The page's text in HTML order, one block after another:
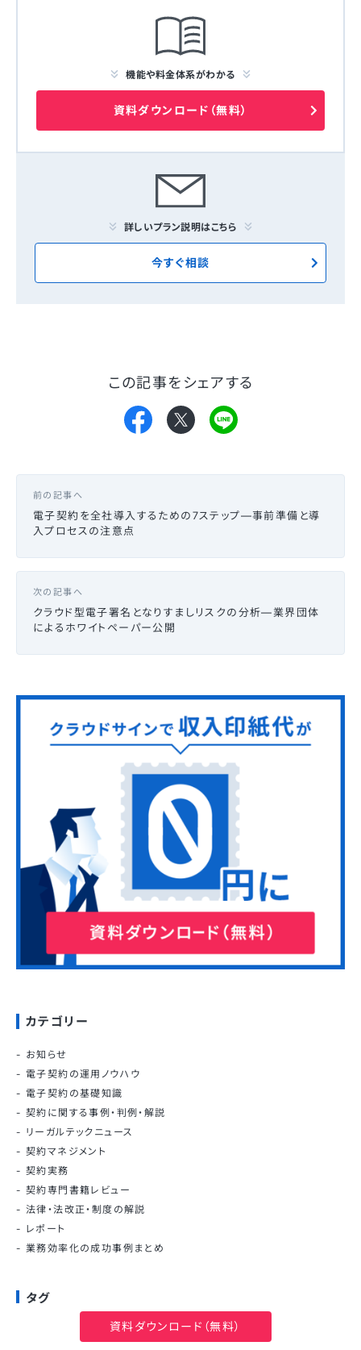
機能や料金体系がわかる
資料ダウンロード（無料）
詳しいプラン説明はこちら
今すぐ相談
この記事をシェアする
前の記事へ
電子契約を全社導入するための7ステップ—事前準備と導
入プロセスの注意点
次の記事へ
クラウド型電子署名となりすましリスクの分析—業界団体
によるホワイトペーパー公開
カテゴリー
お知らせ
電子契約の運用ノウハウ
電子契約の基礎知識
契約に関する事例・判例・解説
リーガルテックニュース
契約マネジメント
契約実務
契約専門書籍レビュー
法律・法改正・制度の解説
レポート
業務効率化の成功事例まとめ
タグ
契約書ひな形・テンプレート 業務委託契約書
資料ダウンロード（無料）